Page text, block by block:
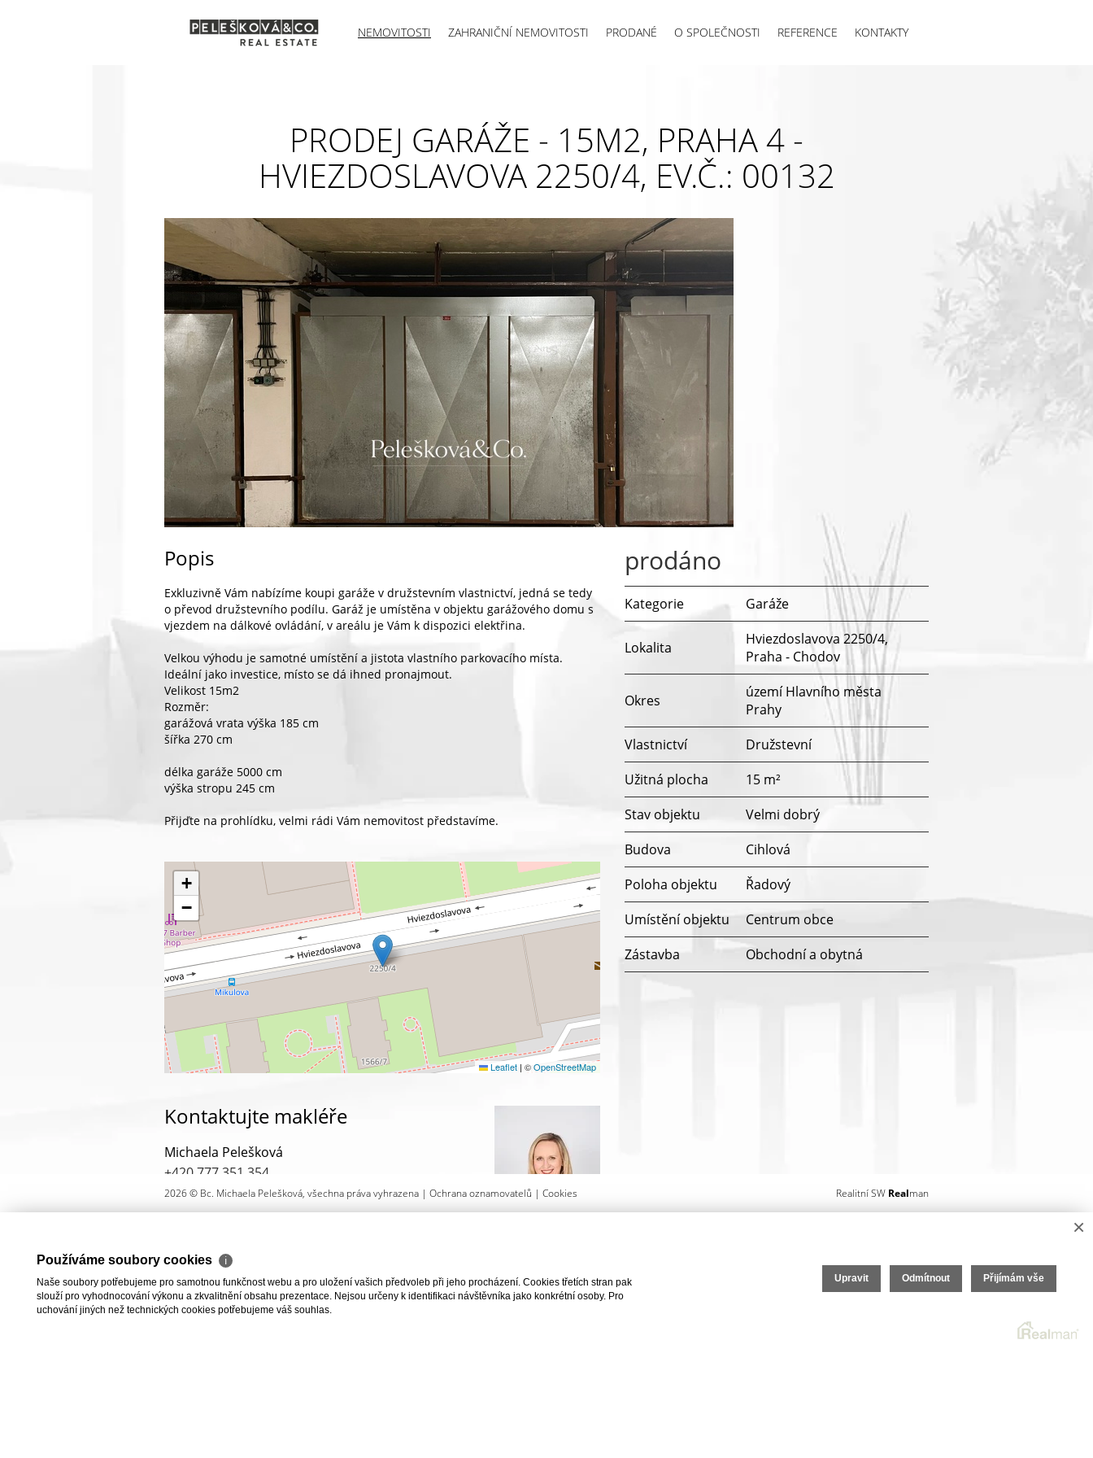
NEMOVITOSTI ZAHRANIČNÍ NEMOVITOSTI PRODANÉ O SPOLEČNOSTI REFERENCE KONTAKTY
PRODEJ GARÁŽE - 15M2, PRAHA 4 -
HVIEZDOSLAVOVA 2250/4, EV.Č.: 00132
Popis
Exkluzivně Vám nabízíme koupi garáže v družstevním vlastnictví, jedná se tedy
o převod družstevního podílu. Garáž je umístěna v objektu garážového domu s
vjezdem na dálkové ovládání, v areálu je Vám k dispozici elektřina.
Velkou výhodu je samotné umístění a jistota vlastního parkovacího místa.
Ideální jako investice, místo se dá ihned pronajmout.
Velikost 15m2
Rozměr:
garážová vrata výška 185 cm
šířka 270 cm
délka garáže 5000 cm
výška stropu 245 cm
Přijďte na prohlídku, velmi rádi Vám nemovitost představíme.
+
−
Leaflet | ©OpenStreetMap
Kontaktujte makléře
Michaela Pelešková
+420 777 351 354
michaela@peleskova.cz
prodáno
Kategorie Garáže
Lokalita
Hviezdoslavova 2250/4,
Praha - Chodov
Okres
území Hlavního města
Prahy
Vlastnictví
Družstevní
Užitná plocha
15 m²
Stav objektu
Velmi dobrý
Budova
Cihlová
Poloha objektu
Řadový
Umístění objektu
Centrum obce
Zástavba
Obchodní a obytná
2026 © Bc. Michaela Pelešková, všechna práva vyhrazena | Ochrana oznamovatelů | Cookies Realitní SW Realman
×
Používáme soubory cookies ℹ
Naše soubory potřebujeme pro samotnou funkčnost webu a pro uložení vašich předvoleb při jeho procházení. Cookies třetích stran pak
slouží pro vyhodnocování výkonu a zkvalitnění obsahu prezentace. Nejsou určeny k identifikaci návštěvníka jako konkrétní osoby. Pro
uchování jiných než technických cookies potřebujeme váš souhlas.
Upravit Odmítnout Přijímám vše